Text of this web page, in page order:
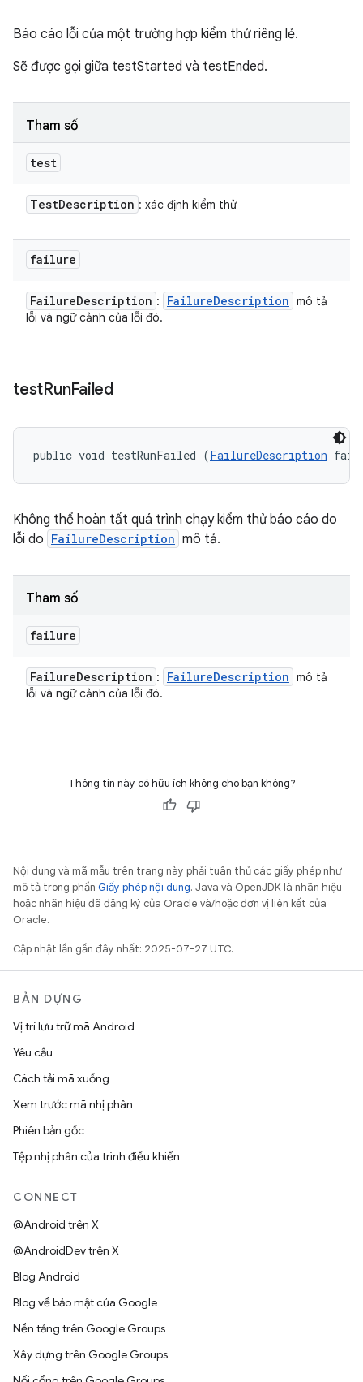
Báo cáo lỗi của một trường hợp kiểm thử riêng lẻ.
Sẽ được gọi giữa testStarted và testEnded.
Tham số
test
TestDescription : xác định kiểm thử
failure
FailureDescription : FailureDescription mô tả
lỗi và ngữ cảnh của lỗi đó.
testRunFailed
public void testRunFailed (FailureDescription
Không thể hoàn tất quá trình chạy kiểm thử báo cáo do
lỗi do FailureDescription mô tả.
Tham số
failure
FailureDescription : FailureDescription mô tả
lỗi và ngữ cảnh của lỗi đó.
Thông tin này có hữu ích không cho bạn không?
Nội dung và mã mẫu trên trang này phải tuân thủ các giấy phép như
mô tả trong phần Giấy phép nội dung. Java và OpenJDK là nhãn hiệu
hoặc nhãn hiệu đã đăng ký của Oracle và/hoặc đơn vị liên kết của
Oracle.
Cập nhật lần gần đây nhất: 2025-07-27 UTC.
BẢN DỰNG
Vị trí lưu trữ mã Android
Yêu cầu
Cách tải mã xuống
Xem trước mã nhị phân
Phiên bản gốc
Tệp nhị phân của trình điều khiển
CONNECT
@Android trên X
@AndroidDev trên X
Blog Android
Blog về bảo mật của Google
Nền tảng trên Google Groups
Xây dựng trên Google Groups